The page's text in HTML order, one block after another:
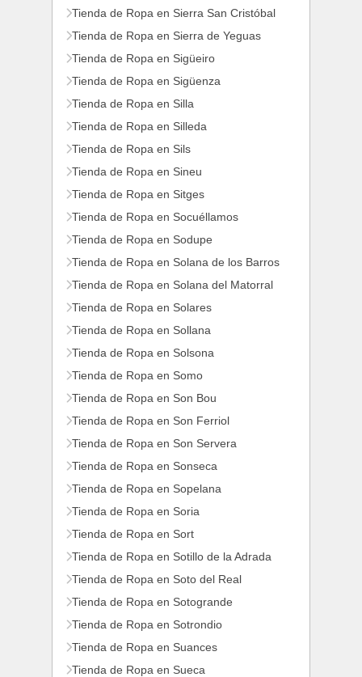
Tienda de Ropa en Sierra San Cristóbal
Tienda de Ropa en Sierra de Yeguas
Tienda de Ropa en Sigüeiro
Tienda de Ropa en Sigüenza
Tienda de Ropa en Silla
Tienda de Ropa en Silleda
Tienda de Ropa en Sils
Tienda de Ropa en Sineu
Tienda de Ropa en Sitges
Tienda de Ropa en Socuéllamos
Tienda de Ropa en Sodupe
Tienda de Ropa en Solana de los Barros
Tienda de Ropa en Solana del Matorral
Tienda de Ropa en Solares
Tienda de Ropa en Sollana
Tienda de Ropa en Solsona
Tienda de Ropa en Somo
Tienda de Ropa en Son Bou
Tienda de Ropa en Son Ferriol
Tienda de Ropa en Son Servera
Tienda de Ropa en Sonseca
Tienda de Ropa en Sopelana
Tienda de Ropa en Soria
Tienda de Ropa en Sort
Tienda de Ropa en Sotillo de la Adrada
Tienda de Ropa en Soto del Real
Tienda de Ropa en Sotogrande
Tienda de Ropa en Sotrondio
Tienda de Ropa en Suances
Tienda de Ropa en Sueca